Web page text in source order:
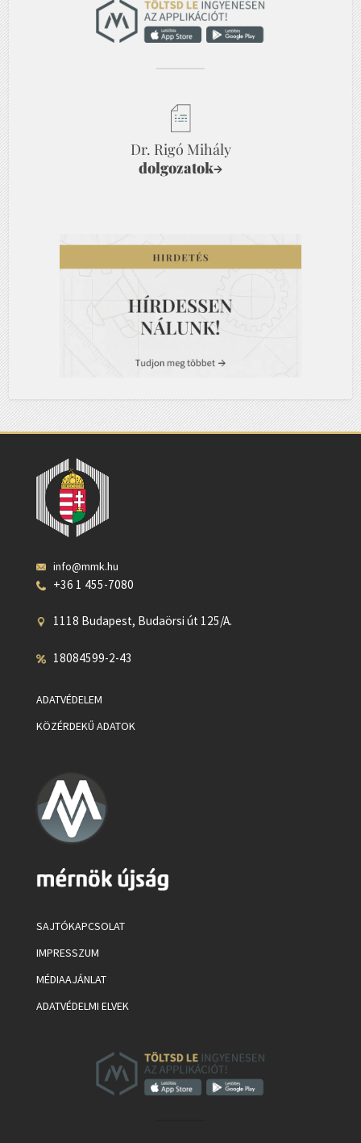
Dr. Rigó Mihály
dolgozatok→
info@mmk.hu
+36 1 455-7080
1118 Budapest, Budaörsi út 125/A.
18084599-2-43
ADATVÉDELEM
KÖZÉRDEKŰ ADATOK
SAJTÓKAPCSOLAT
IMPRESSZUM
MÉDIAAJÁNLAT
ADATVÉDELMI ELVEK